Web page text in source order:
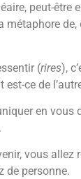
peut-être
de,
(rires),
ce de
en
vous allez
de personne.